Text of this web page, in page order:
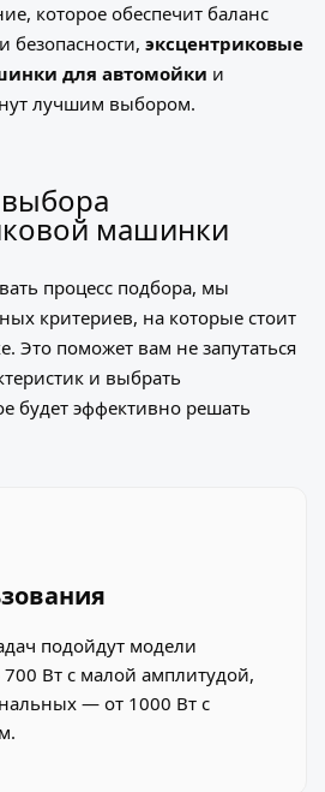
которое обеспечит баланс
безопасности, эксцентриковые
для автомойки и
лучшим выбором.
машинки
процесс подбора, мы
критериев, на которые стоит
Это поможет вам не запутаться
и выбрать
будет эффективно решать
подойдут модели
Вт с малой амплитудой,
— от 1000 Вт с